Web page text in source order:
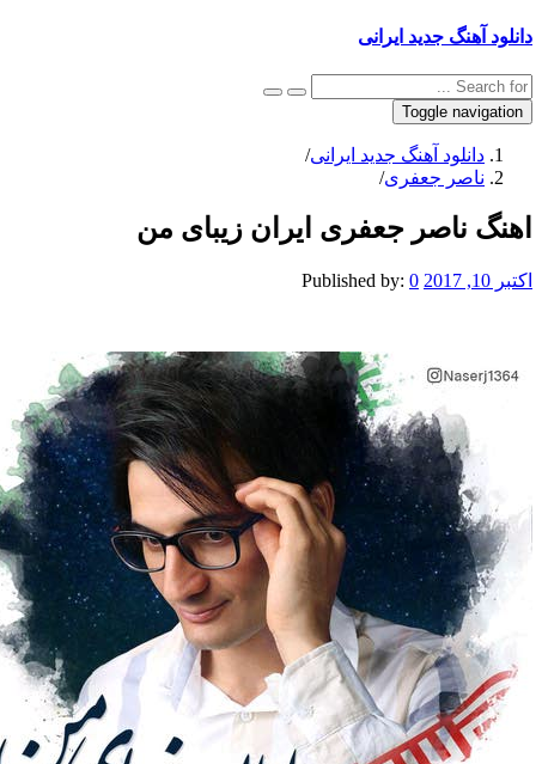
دانلود آهنگ جدید ایرانی
Toggle navigation
دانلود آهنگ جدید ایرانی/
ناصر جعفری/
اهنگ ناصر جعفری ایران زیبای من
اکتبر 10, 2017 Published by: 0